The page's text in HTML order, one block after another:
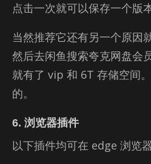
点击一次就可以保存一个版本
当然推荐它还有另一个原因
然后去闲鱼搜索夸克网盘会
就有了 vip 和 6T 存储空间
的。
6. 浏览器插件
以下插件均可在 edge 浏览